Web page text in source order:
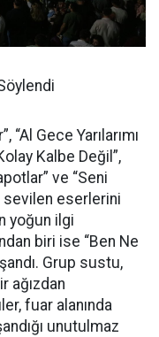
Gece Yarılarımı
Kalbe Değil”,
ve “Seni
sevilen eserlerini
yoğun ilgi
biri ise “Ben Ne
Grup sustu,
ağızdan
fuar alanında
unutulmaz